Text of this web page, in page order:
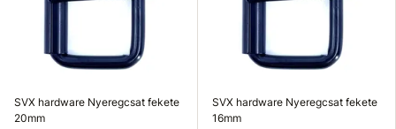
SVX hardware Nyeregcsat fekete
20mm
SVX hardware Nyeregcsat fekete
16mm